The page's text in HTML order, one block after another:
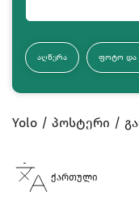
ᲐᲦᲬᲔᲠᲐ ᲤᲝᲢᲝ ᲓᲐ
Yolo პოსტერი
ქართული